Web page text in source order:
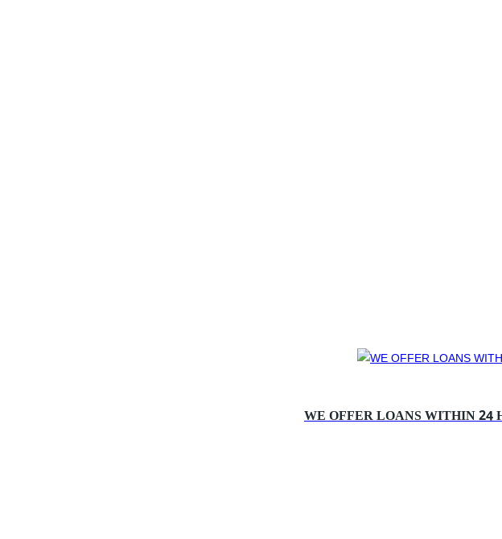
WE OFFER LOANS WITHIN 24